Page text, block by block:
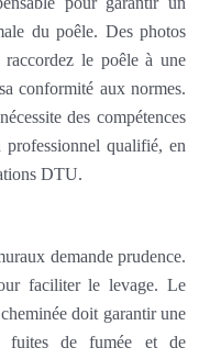
du poêle. Des photos
le poêle à une
conformité aux normes.
des compétences
qualifié, en
DTU.
demande prudence.
faciliter le levage. Le
doit garantir une
fuites de fumée et de